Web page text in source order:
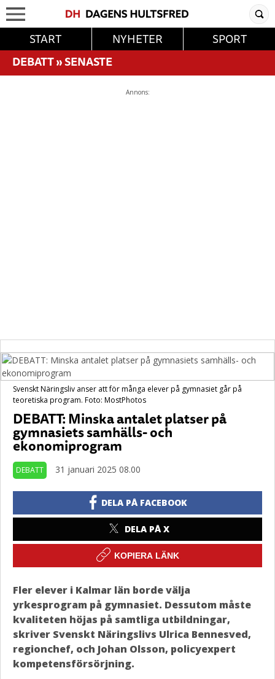
START NYHETER
SPORT
DEBATT»SENASTE
Annons:
Svenskt Näringsliv anser att för många elever på gymnasiet går på
teoretiska program. Foto: MostPhotos
DEBATT: Minska antalet platser på
gymnasiets samhälls- och
ekonomiprogram
DEBATT 31 januari 2025 08.00
DELA PÅ FACEBOOK
DELA PÅ X
KOPIERA LÄNK
Fler elever i Kalmar län borde välja
yrkesprogram på gymnasiet. Dessutom måste
kvaliteten höjas på samtliga utbildningar,
skriver Svenskt Näringslivs Ulrica Bennesved,
regionchef, och Johan Olsson, policyexpert
kompetensförsörjning.